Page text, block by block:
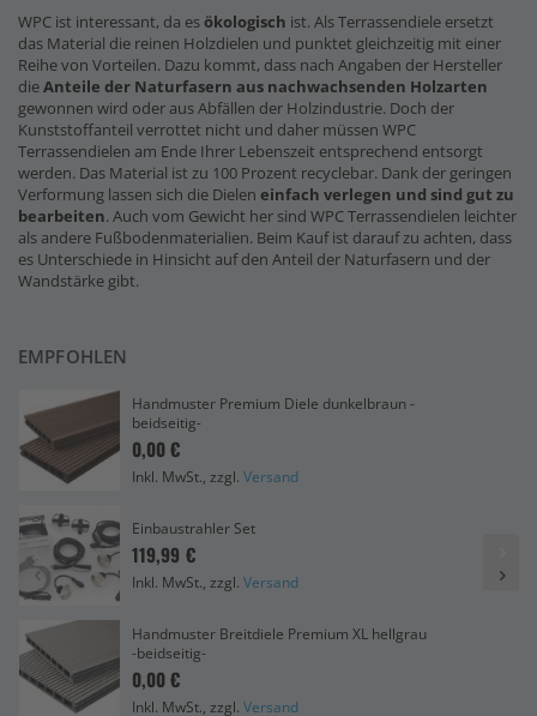
WPC ist interessant, da esökologisch ist. Als Terrassendiele ersetzt
das Material die reinen Holzdielen und punktet gleichzeitig mit einer
Reihe von Vorteilen. Dazu kommt, dass nach Angaben der Hersteller
dieAnteile der Naturfasern aus nachwachsenden Holzarten
gewonnen wird oder aus Abfällen der Holzindustrie. Doch der
Kunststoffanteil verrottet nicht und daher müssen WPC
Terrassendielen am Ende Ihrer Lebenszeit entsprechend entsorgt
werden. Das Material ist zu 100 Prozent recyclebar. Dank der geringen
Verformung lassen sich die Dielen einfach verlegen und sind gut zu
bearbeiten. Auch vom Gewicht her sind WPC Terrassendielen leichter
als andere Fußbodenmaterialien. Beim Kauf ist darauf zu achten, dass
es Unterschiede in Hinsicht auf den Anteil der Naturfasern und der
Wandstärke gibt.
EMPFOHLEN
Handmuster Premium Diele dunkelbraun -
beidseitig-
0,00 €
Inkl. MwSt., zzgl. Versand
Einbaustrahler Set
119,99 €
Inkl. MwSt., zzgl. Versand
Handmuster Breitdiele Premium XL hellgrau
-beidseitig-
0,00 €
Inkl. MwSt., zzgl. Versand